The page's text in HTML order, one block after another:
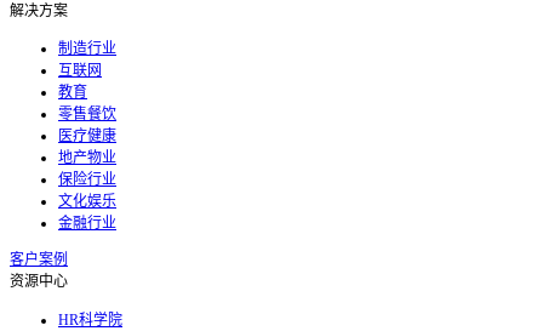
解决方案
制造行业
互联网
教育
零售餐饮
医疗健康
地产物业
保险行业
文化娱乐
金融行业
客户案例
资源中心
HR科学院